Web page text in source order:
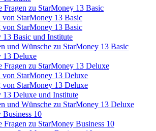
zu StarMoney 13 Basic
StarMoney 13 Basic
StarMoney 13 Basic
Basic und Institute
und Wünsche zu StarMoney 13 Basic
Deluxe
zu StarMoney 13 Deluxe
StarMoney 13 Deluxe
StarMoney 13 Deluxe
Deluxe und Institute
und Wünsche zu StarMoney 13 Deluxe
10
zu StarMoney Business 10